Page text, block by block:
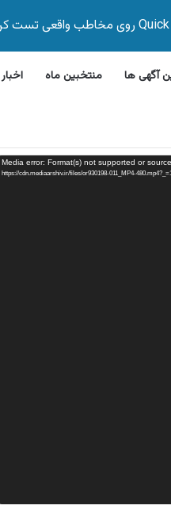
آگهی ها منتخبین ماه اخبار
Media error: Format(s) not supported or